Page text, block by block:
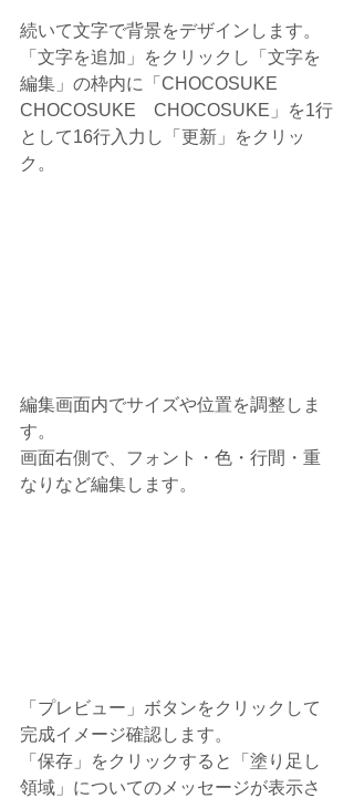
続いて文字で背景をデザインします。
「文字を追加」をクリックし「文字を
編集」の枠内に「CHOCOSUKE
CHOCOSUKE　CHOCOSUKE」を1行
として16行入力し「更新」をクリッ
ク。
編集画面内でサイズや位置を調整しま
す。
画面右側で、フォント・色・行間・重
なりなど編集します。
「プレビュー」ボタンをクリックして
完成イメージ確認します。
「保存」をクリックすると「塗り足し
領域」についてのメッセージが表示さ